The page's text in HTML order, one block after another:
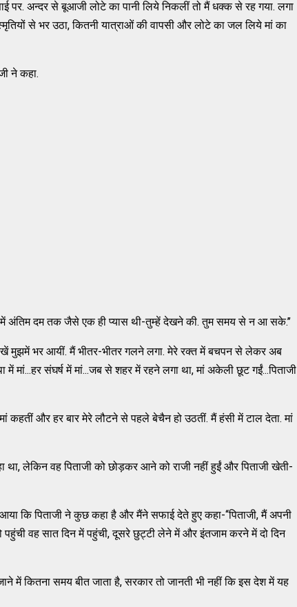
पर. अन्दर से बूआजी लोटे का पानी लिये निकलीं तो मैं धक्क से रह गया. लगा
से भर उठा, कितनी यात्राओं की वापसी और लोटे का जल लिये मां का
ने कहा.
में अंतिम दम तक जैसे एक ही प्यास थी-तुम्हें देखने की. तुम समय से न आ सके.’’
मुझमें भर आयीं. मैं भीतर-भीतर गलने लगा. मेरे रक्त में बचपन से लेकर अब
मां...हर संघर्ष में मां...जब से शहर में रहने लगा था, मां अकेली छूट गईं...पिताजी
मां कहतीं और हर बार मेरे लौटने से पहले बेचैन हो उठतीं. मैं हंसी में टाल देता. मां
लेकिन वह पिताजी को छोड़कर आने को राजी नहीं हुईं और पिताजी खेती-
कि पिताजी ने कुछ कहा है और मैंने सफाई देते हुए कहा-‘‘पिताजी, मैं अपनी
वह सात दिन में पहुंची, दूसरे छुट्टी लेने में और इंतजाम करने में दो दिन
में कितना समय बीत जाता है, सरकार तो जानती भी नहीं कि इस देश में यह